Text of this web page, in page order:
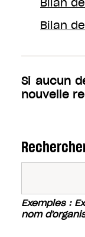
Bilan
Si aucun
nouvelle
Exemples :
nom